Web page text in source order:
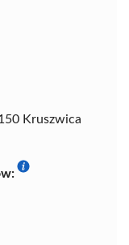
Kruszwica